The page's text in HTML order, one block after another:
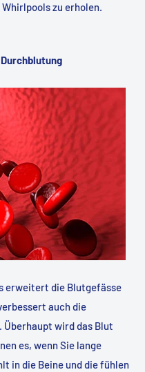
zu erholen.
erweitert die Blutgefässe
auch die
Überhaupt wird das Blut
es, wenn Sie lange
in die Beine und die fühlen